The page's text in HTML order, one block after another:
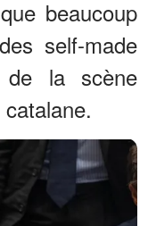
beaucoup
self-made
de la scène